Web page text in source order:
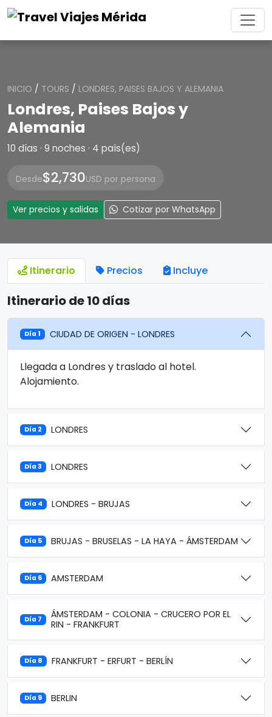
INICIO / TOURS / LONDRES, PAISES BAJOS Y ALEMANIA
Londres, Paises Bajos y
Alemania
10 días · 9 noches · 4 país(es)
Desde$2,730USD por persona
Ver precios y salidas Cotizar por WhatsApp
Itinerario Precios Incluye
Itinerario de 10 días
Día 1 CIUDAD DE ORIGEN - LONDRES
Llegada a Londres y traslado al hotel.
Alojamiento.
Día 2 LONDRES
Día 3 LONDRES
Día 4 LONDRES - BRUJAS
Día 5 BRUJAS - BRUSELAS - LA HAYA - ÁMSTERDAM
Día 6 AMSTERDAM
Día 7
ÁMSTERDAM - COLONIA - CRUCERO POR EL
RIN - FRANKFURT
Día 8 FRANKFURT - ERFURT - BERLÍN
Día 9 BERLIN